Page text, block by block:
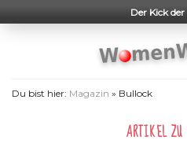
to
Der Kick
Du bist hier: Magazin » Bullock
ARTIKEL ZU